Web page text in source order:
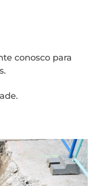
conosco para